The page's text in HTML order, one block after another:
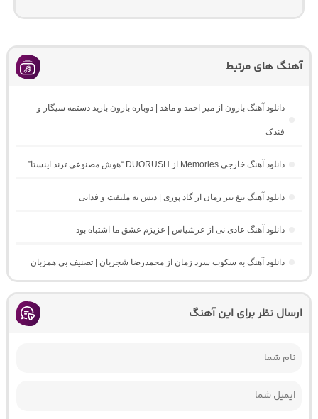
آهنگ های مرتبط
دانلود آهنگ بارون از میر احمد و ماهد | دوباره بارون بارید دستمه سیگار و
فندک
دانلود آهنگ خارجی Memories از DUORUSH “هوش مصنوعی ترند اینستا”
دانلود آهنگ تیغ تیز زمان از گاد پوری | دیس به ملتفت و فدایی
دانلود آهنگ عادی نی از عرشیاس | عزیزم عشق ما اشتباه بود
دانلود آهنگ به سکوت سرد زمان از محمدرضا شجریان | تصنیف بی همزبان
ارسال نظر برای این آهنگ